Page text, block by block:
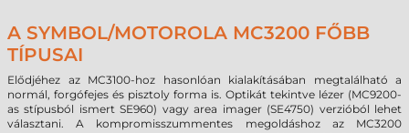
A SYMBOL/MOTOROLA MC3200 FŐBB
TÍPUSAI
Elődjéhez az MC3100-hoz hasonlóan kialakításában megtalálható a
normál, forgófejes és pisztoly forma is. Optikát tekintve lézer (MC9200-
as stípusból ismert SE960) vagy area imager (SE4750) verzióból lehet
választani. A kompromisszummentes megoldáshoz az MC3200